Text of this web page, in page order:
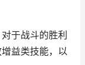
于战斗的胜利
益类技能，以